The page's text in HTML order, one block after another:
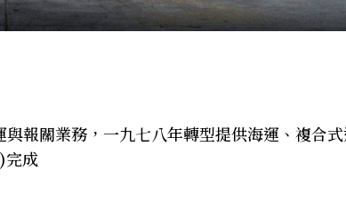
報關業務，一九七八年轉型提供海運、複合
成